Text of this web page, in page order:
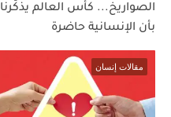
الصواريخ... كأس العالم يذكّرنا
بأن الإنسانية حاضرة
مقالات إنسان